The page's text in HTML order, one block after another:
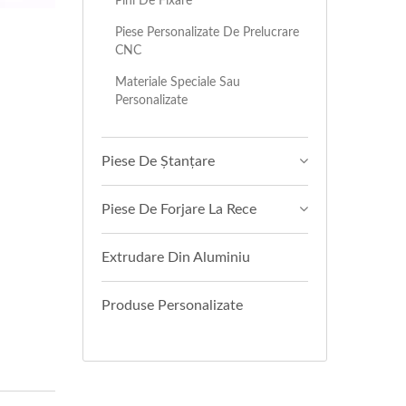
Piese Personalizate De Prelucrare
CNC
Materiale Speciale Sau
Personalizate
Piese De Ștanțare
Piese De Forjare La Rece
Extrudare Din Aluminiu
Produse Personalizate